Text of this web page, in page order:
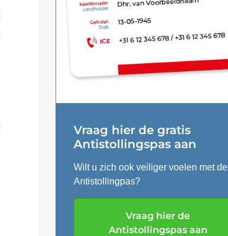
Vraag hier de gratis
Antistollingspas aan
Wilt u zich ook veiliger voelen met de
Antistollingpas?
Vraag hier de
Antistollingspas aan